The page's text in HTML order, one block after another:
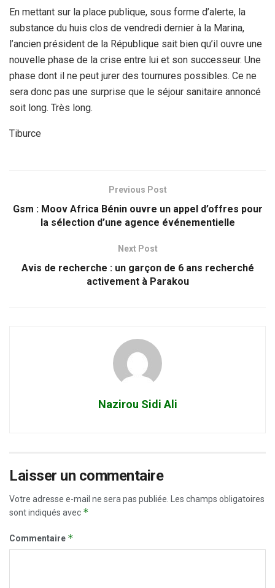
En mettant sur la place publique, sous forme d’alerte, la
substance du huis clos de vendredi dernier à la Marina,
l’ancien président de la République sait bien qu’il ouvre une
nouvelle phase de la crise entre lui et son successeur. Une
phase dont il ne peut jurer des tournures possibles. Ce ne
sera donc pas une surprise que le séjour sanitaire annoncé
soit long. Très long.
Tiburce
Previous Post
Gsm : Moov Africa Bénin ouvre un appel d’offres pour
la sélection d’une agence événementielle
Next Post
Avis de recherche : un garçon de 6 ans recherché
activement à Parakou
Nazirou Sidi Ali
Laisser un commentaire
Votre adresse e-mail ne sera pas publiée.
Les champs obligatoires
sont indiqués avec *
Commentaire *